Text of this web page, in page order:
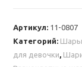
разноцветных
Артикул: 11-0807
Категорий: Шары
для девочки,